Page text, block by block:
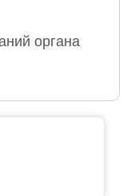
органа